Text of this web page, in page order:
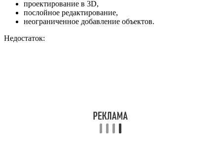
проектирование в 3D,
послойное редактирование,
неограниченное добавление объектов.
Недостаток: